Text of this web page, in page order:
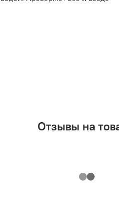
Отзывы на